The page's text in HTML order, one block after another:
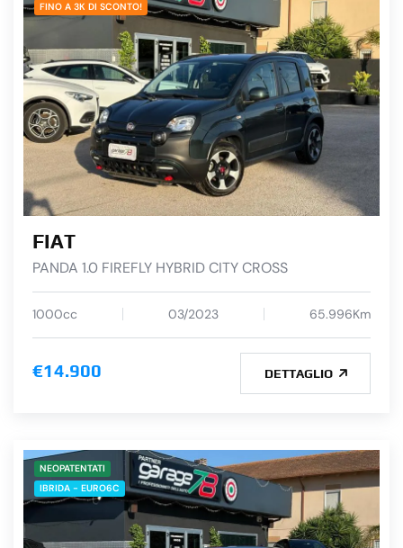
FINO A 3K DI SCONTO!
FIAT
PANDA 1.0 FIREFLY HYBRID CITY CROSS
1000cc 03/2023 65.996Km
€14.900 DETTAGLIO
NEOPATENTATI
IBRIDA - EURO6C